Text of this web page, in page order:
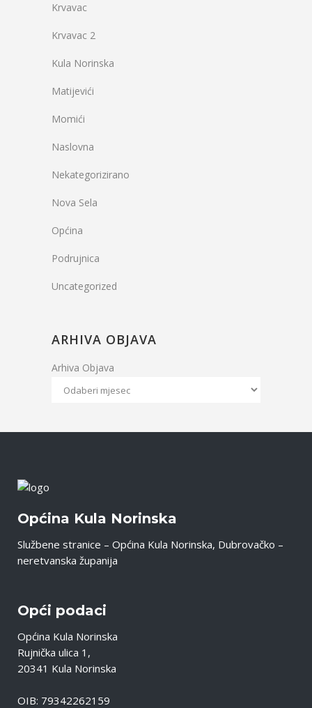
Krvavac
Krvavac 2
Kula Norinska
Matijevići
Momići
Naslovna
Nekategorizirano
Nova Sela
Općina
Podrujnica
Uncategorized
ARHIVA OBJAVA
Arhiva Objava
Općina Kula Norinska
Službene stranice – Općina Kula Norinska, Dubrovačko –
neretvanska županija
Opći podaci
Općina Kula Norinska
Rujnička ulica 1,
20341 Kula Norinska
OIB: 79342262159